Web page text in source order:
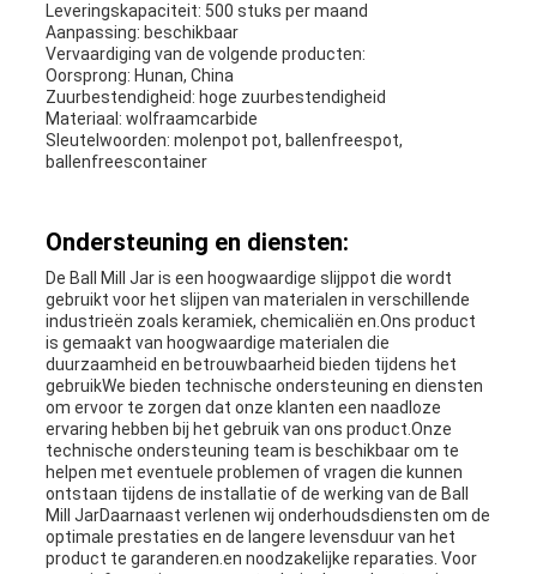
Leveringskapaciteit: 500 stuks per maand
Aanpassing: beschikbaar
Vervaardiging van de volgende producten:
Oorsprong: Hunan, China
Zuurbestendigheid: hoge zuurbestendigheid
Materiaal: wolfraamcarbide
Sleutelwoorden: molenpot pot, ballenfreespot,
ballenfreescontainer
Ondersteuning en diensten:
De Ball Mill Jar is een hoogwaardige slijppot die wordt
gebruikt voor het slijpen van materialen in verschillende
industrieën zoals keramiek, chemicaliën en.Ons product
is gemaakt van hoogwaardige materialen die
duurzaamheid en betrouwbaarheid bieden tijdens het
gebruikWe bieden technische ondersteuning en diensten
om ervoor te zorgen dat onze klanten een naadloze
ervaring hebben bij het gebruik van ons product.Onze
technische ondersteuning team is beschikbaar om te
helpen met eventuele problemen of vragen die kunnen
ontstaan tijdens de installatie of de werking van de Ball
Mill JarDaarnaast verlenen wij onderhoudsdiensten om de
optimale prestaties en de langere levensduur van het
product te garanderen.en noodzakelijke reparaties. Voor